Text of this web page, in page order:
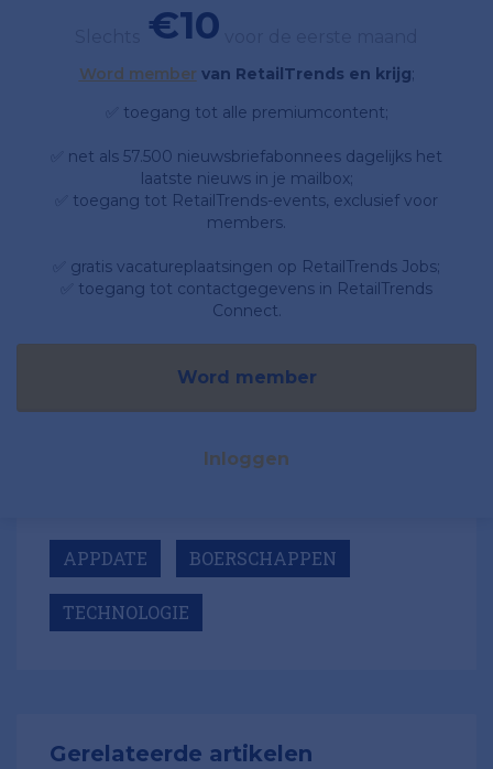
€10
Word member van RetailTrends en krijg;
✅ toegang tot alle premiumcontent;
✅ net als 57.500 nieuwsbriefabonnees dagelijks het
laatste nieuws in je mailbox;
✅ toegang tot RetailTrends-events, exclusief voor
members.
✅ gratis vacatureplaatsingen op RetailTrends Jobs;
✅ toegang tot contactgegevens in RetailTrends
Connect.
Word member
Inloggen
APPDATE BOERSCHAPPEN
TECHNOLOGIE
Gerelateerde artikelen